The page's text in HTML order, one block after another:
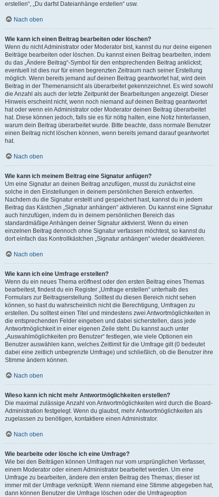
erstellen“, „Du darfst Dateianhänge erstellen“ usw.
Nach oben
Wie kann ich einen Beitrag bearbeiten oder löschen?
Wenn du nicht Administrator oder Moderator bist, kannst du nur deine eigenen
Beiträge bearbeiten oder löschen. Du kannst einen Beitrag bearbeiten, indem
du das „Ändere Beitrag“-Symbol für den entsprechenden Beitrag anklickst;
eventuell ist dies nur für einen begrenzten Zeitraum nach seiner Erstellung
möglich. Wenn bereits jemand auf deinen Beitrag geantwortet hat, wird dein
Beitrag in der Themenansicht als überarbeitet gekennzeichnet. Es wird sowohl
die Anzahl als auch der letzte Zeitpunkt der Bearbeitungen angezeigt. Dieser
Hinweis erscheint nicht, wenn noch niemand auf deinen Beitrag geantwortet
hat oder wenn ein Administrator oder Moderator deinen Beitrag überarbeitet
hat. Diese können jedoch, falls sie es für nötig halten, eine Notiz hinterlassen,
warum dein Beitrag überarbeitet wurde. Bitte beachte, dass normale Benutzer
einen Beitrag nicht löschen können, wenn bereits jemand darauf geantwortet
hat.
Nach oben
Wie kann ich meinem Beitrag eine Signatur anfügen?
Um eine Signatur an deinen Beitrag anzufügen, musst du zunächst eine
solche in den Einstellungen in deinem persönlichen Bereich entwerfen.
Nachdem du die Signatur erstellt und gespeichert hast, kannst du in jedem
Beitrag das Kästchen „Signatur anhängen“ aktivieren. Du kannst eine Signatur
auch hinzufügen, indem du in deinem persönlichen Bereich das
standardmäßige Anhängen deiner Signatur aktivierst. Wenn du einen
einzelnen Beitrag dennoch ohne Signatur verfassen möchtest, so kannst du
dort einfach das Kontrollkästchen „Signatur anhängen“ wieder deaktivieren.
Nach oben
Wie kann ich eine Umfrage erstellen?
Wenn du ein neues Thema eröffnest oder den ersten Beitrag eines Themas
bearbeitest, findest du ein Register „Umfrage erstellen“ unterhalb des
Formulars zur Beitragserstellung. Solltest du diesen Bereich nicht sehen
können, so hast du wahrscheinlich nicht die Berechtigung, Umfragen zu
erstellen. Du solltest einen Titel und mindestens zwei Antwortmöglichkeiten in
die entsprechenden Felder eingeben und dabei sicherstellen, dass jede
Antwortmöglichkeit in einer eigenen Zeile steht. Du kannst auch unter
„Auswahlmöglichkeiten pro Benutzer“ festlegen, wie viele Optionen ein
Benutzer auswählen kann, welches Zeitlimit für die Umfrage gilt (0 bedeutet
dabei eine zeitlich unbegrenzte Umfrage) und schließlich, ob die Benutzer ihre
Stimme ändern können.
Nach oben
Wieso kann ich nicht mehr Antwortmöglichkeiten erstellen?
Die maximal zulässige Anzahl von Antwortmöglichkeiten wird durch die Board-
Administration festgelegt. Wenn du glaubst, mehr Antwortmöglichkeiten als
zugelassen zu benötigen, kontaktiere einen Administrator.
Nach oben
Wie bearbeite oder lösche ich eine Umfrage?
Wie bei den Beiträgen können Umfragen nur vom ursprünglichen Verfasser,
einem Moderator oder einem Administrator bearbeitet werden. Um eine
Umfrage zu bearbeiten, ändere den ersten Beitrag des Themas; dieser ist
immer mit der Umfrage verknüpft. Wenn niemand eine Stimme abgegeben hat,
dann können Benutzer die Umfrage löschen oder die Umfrageoption